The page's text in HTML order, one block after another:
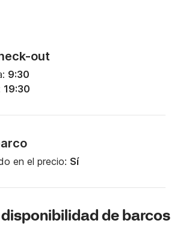
out
9:30
19:30
en el precio: Sí
de barcos